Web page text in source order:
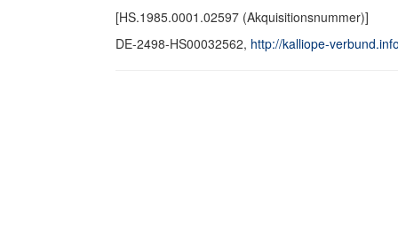
[HS.1985.0001.02597 (Akquisitionsnummer)]
DE-2498-HS00032562, http://kalliope-